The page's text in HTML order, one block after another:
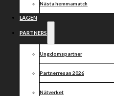
Nästa hemmamatch
LAGEN
PARTNERS
Ungdomspartner
Partnerresan 2026
Nätverket
4
18:00